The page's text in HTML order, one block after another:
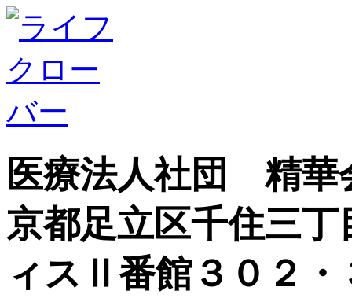
医療法人社団 精
京都足立区千住三
ィスⅡ番館３０２・